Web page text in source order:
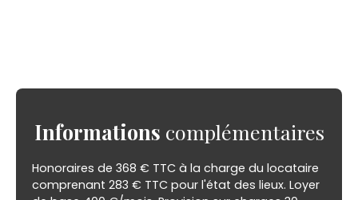
Informations complémentaires
Honoraires de 368 € TTC à la charge du locataire
comprenant 283 € TTC pour l'état des lieux. Loyer